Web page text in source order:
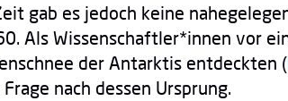
gab es jedoch keine
Als Wissenschaftler*innen vor
der Antarktis entdeckten (
nach dessen Ursprung.